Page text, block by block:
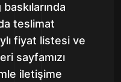
teslimat
fiyat listesi ve
sayfamızı
iletişime